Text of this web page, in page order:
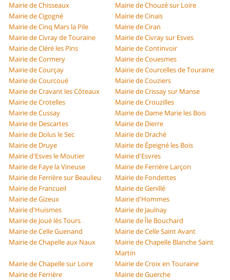
Mairie de Chisseaux
Mairie de Chouzé sur Loire
Mairie de Cigogné
Mairie de Cinais
Mairie de Cinq Mars la Pile
Mairie de Ciran
Mairie de Civray de Touraine
Mairie de Civray sur Esves
Mairie de Cléré les Pins
Mairie de Continvoir
Mairie de Cormery
Mairie de Couesmes
Mairie de Courçay
Mairie de Courcelles de Touraine
Mairie de Courcoué
Mairie de Couziers
Mairie de Cravant les Côteaux
Mairie de Crissay sur Manse
Mairie de Crotelles
Mairie de Crouzilles
Mairie de Cussay
Mairie de Dame Marie les Bois
Mairie de Descartes
Mairie de Dierre
Mairie de Dolus le Sec
Mairie de Draché
Mairie de Druye
Mairie de Épeigné les Bois
Mairie d'Esves le Moutier
Mairie d'Esvres
Mairie de Faye la Vineuse
Mairie de Ferrière Larçon
Mairie de Ferrière sur Beaulieu
Mairie de Fondettes
Mairie de Francueil
Mairie de Genillé
Mairie de Gizeux
Mairie d'Hommes
Mairie d'Huismes
Mairie de Jaulnay
Mairie de Joué lès Tours
Mairie de Île Bouchard
Mairie de Celle Guenand
Mairie de Celle Saint Avant
Mairie de Chapelle aux Naux
Mairie de Chapelle Blanche Saint
Martin
Mairie de Chapelle sur Loire
Mairie de Croix en Touraine
Mairie de Ferrière
Mairie de Guerche